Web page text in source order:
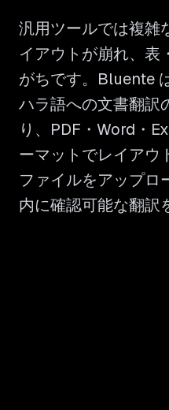
汎用ツールでは複雑
イアウトが崩れ、表
がちです。Bluente
ハラ語への文書翻訳
り、PDF・Word・
ーマットでレイアウ
ファイルをアップロ
内に確認可能な翻訳